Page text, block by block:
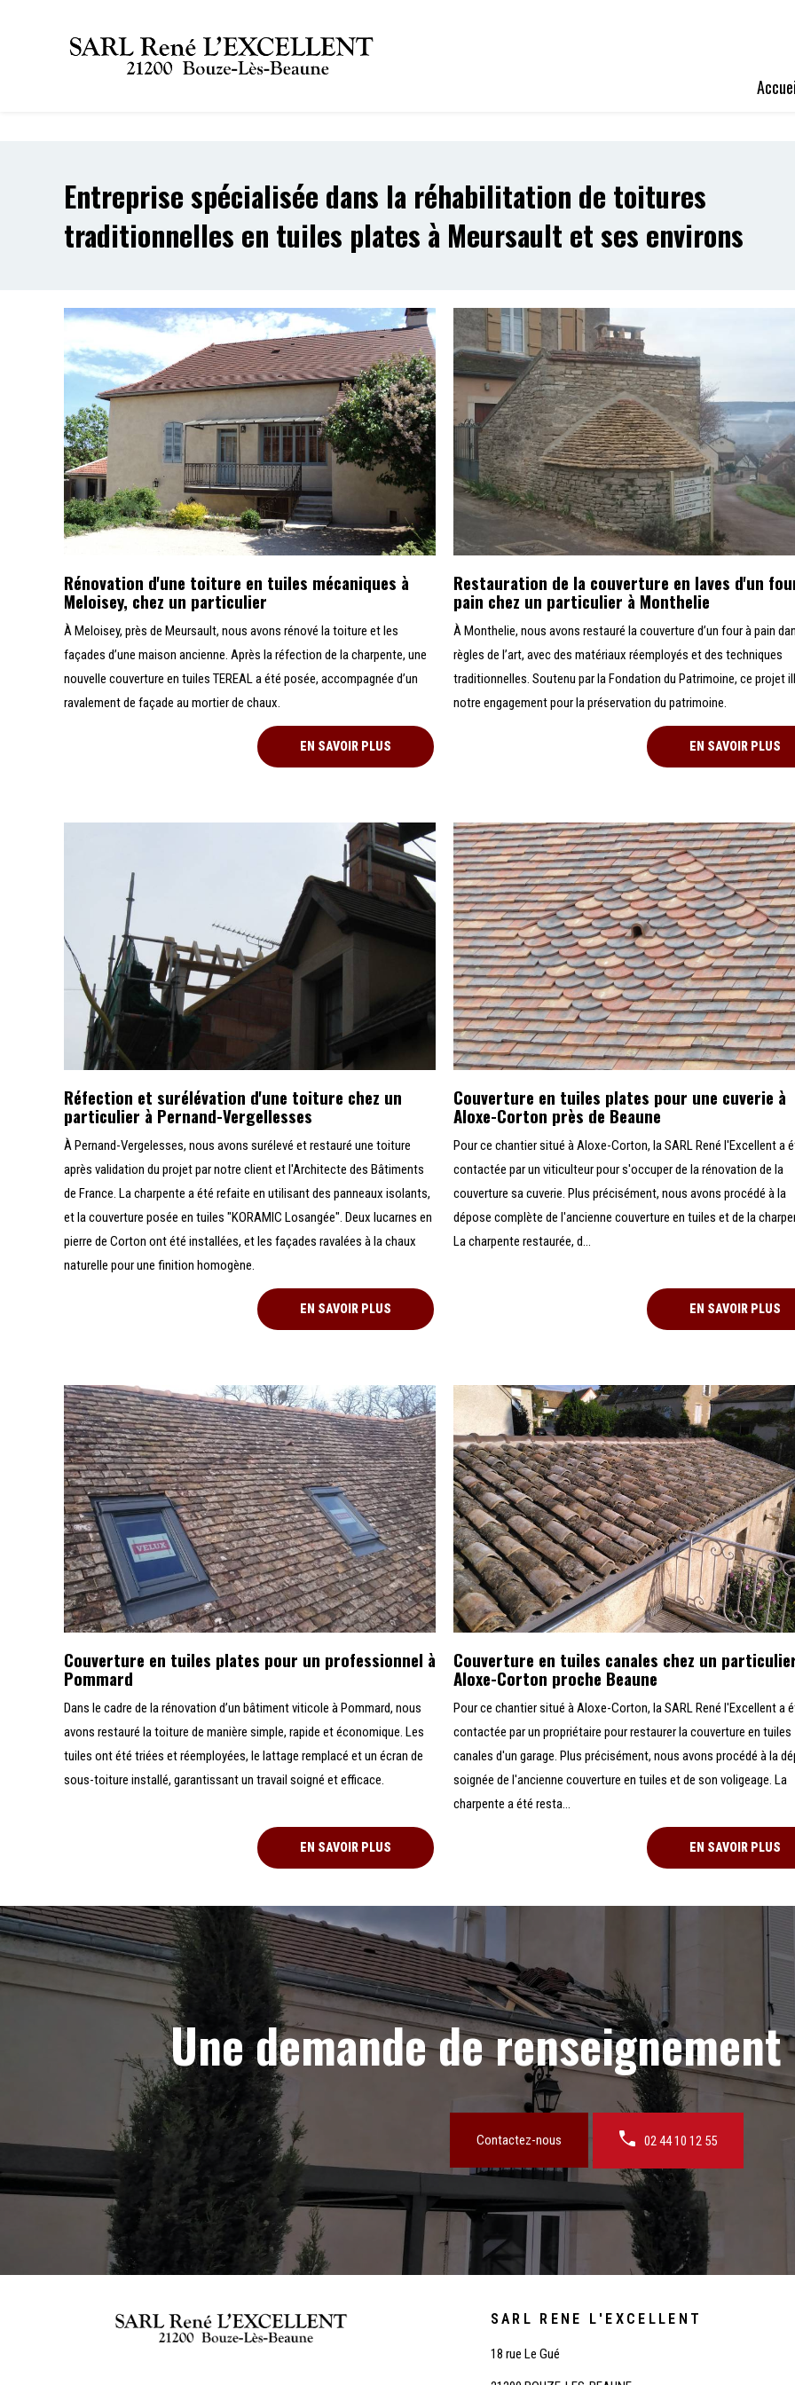
Entreprise spécialisée dans la réhabilitation de toitures
traditionnelles en tuiles plates à Meursault et ses environs
Rénovation d'une toiture en tuiles mécaniques à
Meloisey, chez un particulier
À Meloisey, près de Meursault, nous avons rénové la toiture et les
façades d’une maison ancienne. Après la réfection de la charpente, une
nouvelle couverture en tuiles TEREAL a été posée, accompagnée d’un
ravalement de façade au mortier de chaux.
EN SAVOIR PLUS
Restauration de la couverture en laves d'un
pain chez un particulier à Monthelie
À Monthelie, nous avons restauré la couverture d’un four à pain
règles de l’art, avec des matériaux réemployés et des techniques
traditionnelles. Soutenu par la Fondation du Patrimoine, ce projet
notre engagement pour la préservation du patrimoine.
EN SAVOIR PLUS
Réfection et surélévation d'une toiture chez un
particulier à Pernand-Vergellesses
À Pernand-Vergelesses, nous avons surélevé et restauré une toiture
après validation du projet par notre client et l'Architecte des Bâtiments
de France. La charpente a été refaite en utilisant des panneaux isolants,
et la couverture posée en tuiles "KORAMIC Losangée". Deux lucarnes en
pierre de Corton ont été installées, et les façades ravalées à la chaux
naturelle pour une finition homogène.
EN SAVOIR PLUS
Couverture en tuiles plates pour une cuverie à
Aloxe-Corton près de Beaune
Pour ce chantier situé à Aloxe-Corton, la SARL René l'Excellent a
contactée par un viticulteur pour s'occuper de la rénovation de la
couverture sa cuverie. Plus précisément, nous avons procédé à la
dépose complète de l'ancienne couverture en tuiles et de la
La charpente restaurée, d...
EN SAVOIR PLUS
Couverture en tuiles plates pour un professionnel à
Pommard
Dans le cadre de la rénovation d’un bâtiment viticole à Pommard, nous
avons restauré la toiture de manière simple, rapide et économique. Les
tuiles ont été triées et réemployées, le lattage remplacé et un écran de
sous-toiture installé, garantissant un travail soigné et efficace.
EN SAVOIR PLUS
Couverture en tuiles canales chez un
Aloxe-Corton proche Beaune
Pour ce chantier situé à Aloxe-Corton, la SARL René l'Excellent a
contactée par un propriétaire pour restaurer la couverture en tuiles
canales d'un garage. Plus précisément, nous avons procédé à la
soignée de l'ancienne couverture en tuiles et de son voligeage. La
charpente a été resta...
EN SAVOIR PLUS
Une demande de
Contactez-nous 02 44 10 12 55
SARL RENE L'EXCELLENT
18 rue Le Gué